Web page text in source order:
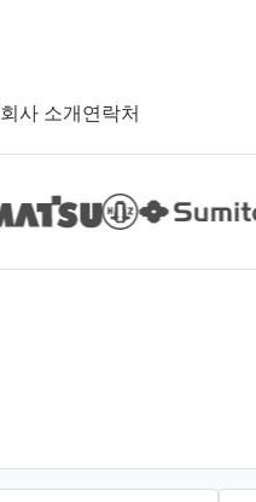
회사 소개 연락처